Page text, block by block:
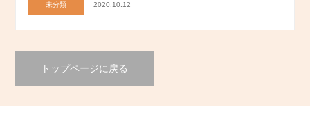
未分類 2020.10.12
トップページに戻る